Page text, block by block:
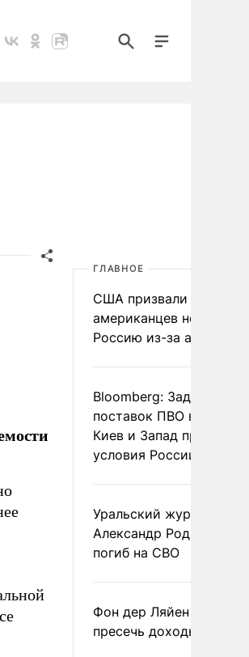
ГЛАВНОЕ
США призвали
американцев не
Россию из-за атак ВСУ
Bloomberg: Задержка
поставок ПВО вынудит
Киев и Запад принять
условия России
Уральский журналист
Александр Родионов
погиб на СВО
Фон дер Ляйен
пресечь доходы России